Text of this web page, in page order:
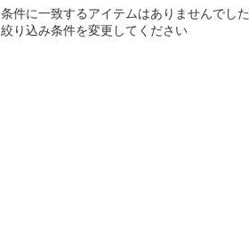
条件に一致するアイテムはありませんでした
絞り込み条件を変更してください